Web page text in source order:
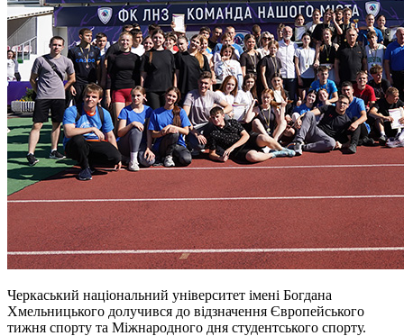
Черкаський національний університет імені Богдана
Хмельницького долучився до відзначення Європейського
тижня спорту та Міжнародного дня студентського спорту.